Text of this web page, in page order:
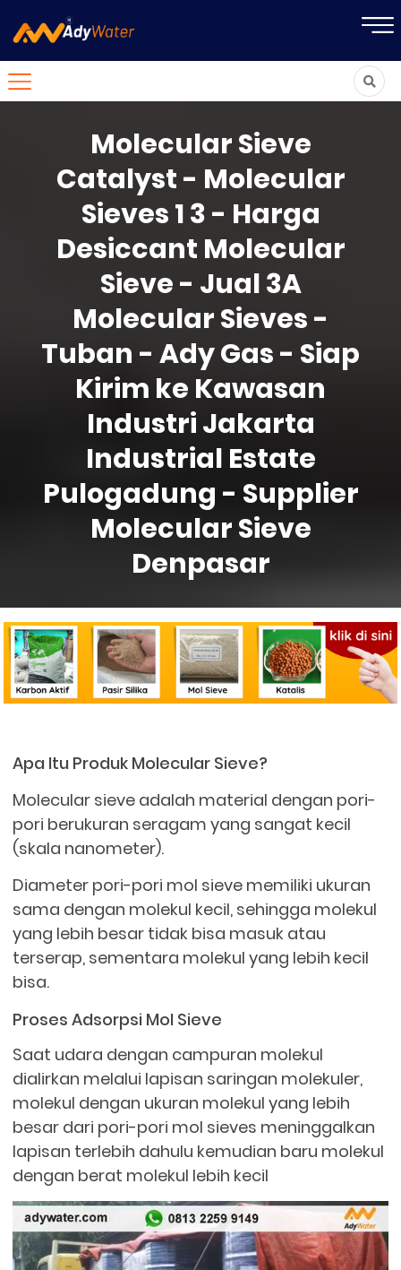
Molecular Sieve
Catalyst - Molecular
Sieves 1 3 - Harga
Desiccant Molecular
Sieve - Jual 3A
Molecular Sieves -
Tuban - Ady Gas - Siap
Kirim ke Kawasan
Industri Jakarta
Industrial Estate
Pulogadung - Supplier
Molecular Sieve
Denpasar
Apa Itu Produk Molecular Sieve?
Molecular sieve adalah material dengan pori-
pori berukuran seragam yang sangat kecil
(skala nanometer).
Diameter pori-pori mol sieve memiliki ukuran
sama dengan molekul kecil, sehingga molekul
yang lebih besar tidak bisa masuk atau
terserap, sementara molekul yang lebih kecil
bisa.
Proses Adsorpsi Mol Sieve
Saat udara dengan campuran molekul
dialirkan melalui lapisan saringan molekuler,
molekul dengan ukuran molekul yang lebih
besar dari pori-pori mol sieves meninggalkan
lapisan terlebih dahulu kemudian baru molekul
dengan berat molekul lebih kecil